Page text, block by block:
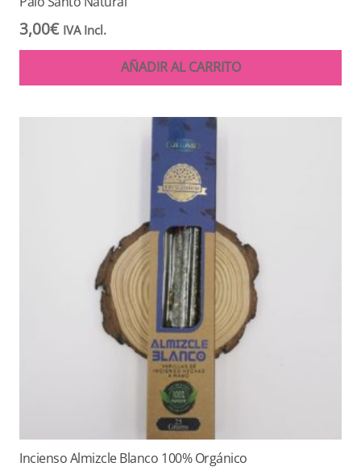
3,00€ IVA Incl.
AÑADIR AL CARRITO
Incienso Almizcle Blanco 100% Orgánico